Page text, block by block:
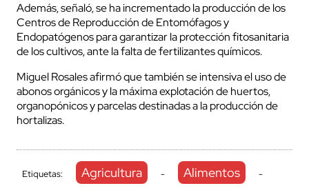
Además, señaló, se ha incrementado la producción de los
Centros de Reproducción de Entomófagos y
Endopatógenos para garantizar la protección fitosanitaria
de los cultivos, ante la falta de fertilizantes químicos.
Miguel Rosales afirmó que también se intensiva el uso de
abonos orgánicos y la máxima explotación de huertos,
organopónicos y parcelas destinadas a la producción de
hortalizas.
Etiquetas: Agricultura - Alimentos -